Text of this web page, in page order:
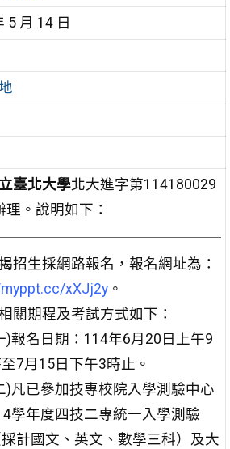
5 月 14 日
臺北大學北大進字第114180029
理。說明如下：
招生採網路報名，報名網址為：
xXJj2y。
關期程及考試方式如下：
)報名日期：114年6月20日上午9
7月15日下午3時止。
)凡已參加技專校院入學測驗中心
學年度四技二專統一入學測驗
採計國文、英文、數學三科）及大